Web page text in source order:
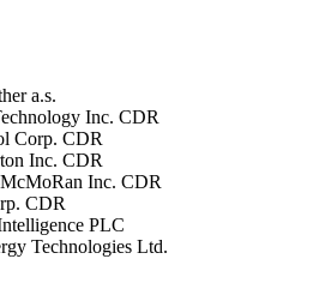
a.s.
Inc. CDR
Corp. CDR
Inc. CDR
Inc. CDR
CDR
PLC
Technologies Ltd.